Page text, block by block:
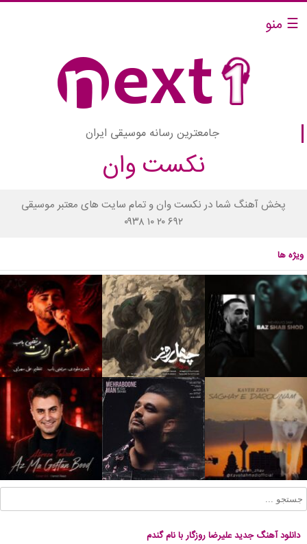
☰ منو
جامعترین رسانه موسیقی ایران
نکست وان
پخش آهنگ شما در نکست وان و تمام سایت های معتبر موسیقی
۰۹۳۸ ۱۰ ۲۰ ۶۹۲
ویژه ها
دانلود آهنگ جدید علیرضا روزگار با نام گندم